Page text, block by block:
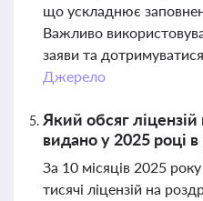
що ускладнює
Важливо
заяви та
Джерело
Який обсяг ліцензій
видано у 2025 році в
За 10 місяців 2025
тисячі ліцензій на